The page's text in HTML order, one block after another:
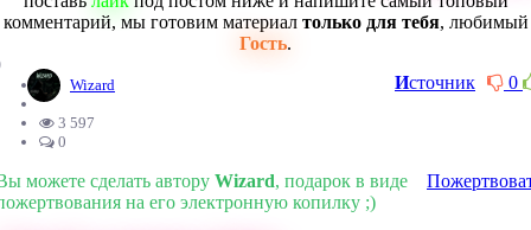
комментарий, мы готовим материал только для тебя, любимый
Гость.
0
Источник
Wizard
3 597
0
можете сделать автору Wizard, подарок в виде
на его электронную копилку ;)